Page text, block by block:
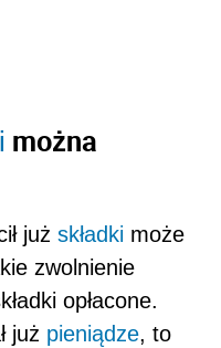
można
już składki może
zwolnienie
opłacone.
już pieniądze, to